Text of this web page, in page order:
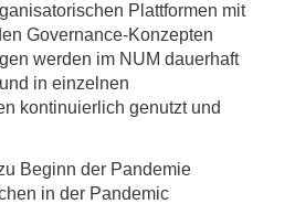
Plattformen mit
Governance-Konzepten
werden im NUM dauerhaft
in einzelnen
kontinuierlich genutzt und
Beginn der Pandemie
in der Pandemic